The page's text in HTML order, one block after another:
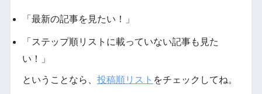
「最新の記事を見たい！」
「ステップ順リストに載っていない記事も見た
い！」
ということなら、 投稿順リスト をチェックしてね。